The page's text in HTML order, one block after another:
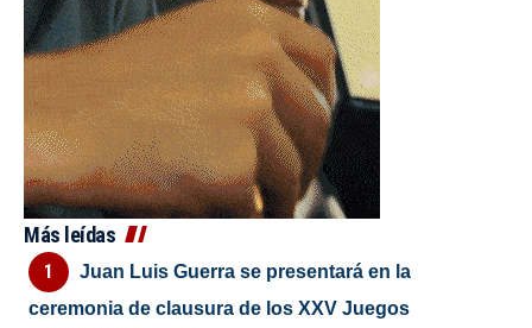
Más leídas
Juan Luis Guerra se presentará en la
ceremonia de clausura de los XXV Juegos